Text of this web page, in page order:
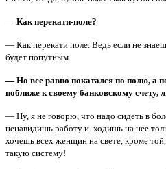
— Как перекати-поле?
— Как перекати поле. Ведь если не
будет попутным.
— Но все равно покатался по полю, а
поближе к своему банковскому счету,
— Ну, я не говорю, что надо сидеть в
ненавидишь работу и ходишь на нее
хочешь всех женщин на свете, кроме
такую систему!